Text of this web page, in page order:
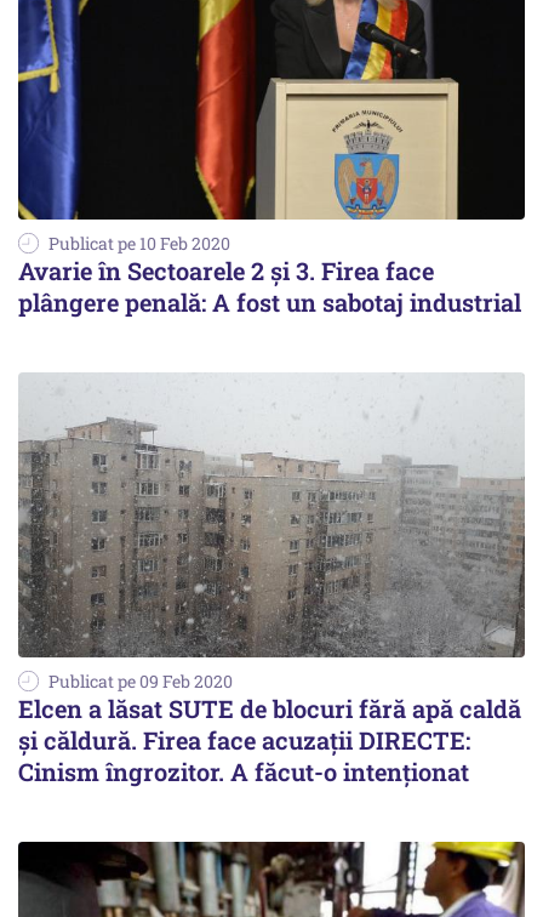
Publicat pe 10 Feb 2020
Avarie în Sectoarele 2 și 3. Firea face
plângere penală: A fost un sabotaj industrial
Publicat pe 09 Feb 2020
Elcen a lăsat SUTE de blocuri fără apă caldă
și căldură. Firea face acuzații DIRECTE:
Cinism îngrozitor. A făcut-o intenționat